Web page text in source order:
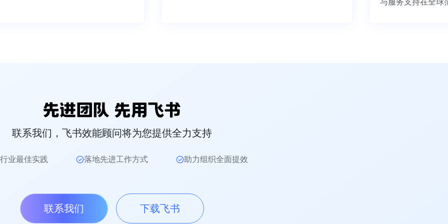
联系我们，飞书效能顾问将为您提供全力支持
业最佳实践 落地先进工作方式 助力组织全面提效
联系我们 下载飞书